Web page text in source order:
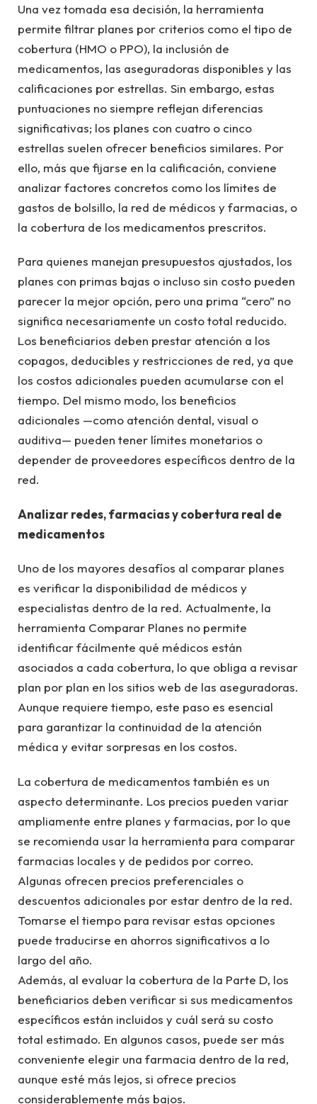
Una vez tomada esa decisión, la herramienta
permite filtrar planes por criterios como el tipo de
cobertura (HMO o PPO), la inclusión de
medicamentos, las aseguradoras disponibles y las
calificaciones por estrellas. Sin embargo, estas
puntuaciones no siempre reflejan diferencias
significativas; los planes con cuatro o cinco
estrellas suelen ofrecer beneficios similares. Por
ello, más que fijarse en la calificación, conviene
analizar factores concretos como los límites de
gastos de bolsillo, la red de médicos y farmacias, o
la cobertura de los medicamentos prescritos.
Para quienes manejan presupuestos ajustados, los
planes con primas bajas o incluso sin costo pueden
parecer la mejor opción, pero una prima “cero” no
significa necesariamente un costo total reducido.
Los beneficiarios deben prestar atención a los
copagos, deducibles y restricciones de red, ya que
los costos adicionales pueden acumularse con el
tiempo. Del mismo modo, los beneficios
adicionales —como atención dental, visual o
auditiva— pueden tener límites monetarios o
depender de proveedores específicos dentro de la
red.
Analizar redes, farmacias y cobertura real de
medicamentos
Uno de los mayores desafíos al comparar planes
es verificar la disponibilidad de médicos y
especialistas dentro de la red. Actualmente, la
herramienta Comparar Planes no permite
identificar fácilmente qué médicos están
asociados a cada cobertura, lo que obliga a revisar
plan por plan en los sitios web de las aseguradoras.
Aunque requiere tiempo, este paso es esencial
para garantizar la continuidad de la atención
médica y evitar sorpresas en los costos.
La cobertura de medicamentos también es un
aspecto determinante. Los precios pueden variar
ampliamente entre planes y farmacias, por lo que
se recomienda usar la herramienta para comparar
farmacias locales y de pedidos por correo.
Algunas ofrecen precios preferenciales o
descuentos adicionales por estar dentro de la red.
Tomarse el tiempo para revisar estas opciones
puede traducirse en ahorros significativos a lo
largo del año.
Además, al evaluar la cobertura de la Parte D, los
beneficiarios deben verificar si sus medicamentos
específicos están incluidos y cuál será su costo
total estimado. En algunos casos, puede ser más
conveniente elegir una farmacia dentro de la red,
aunque esté más lejos, si ofrece precios
considerablemente más bajos.